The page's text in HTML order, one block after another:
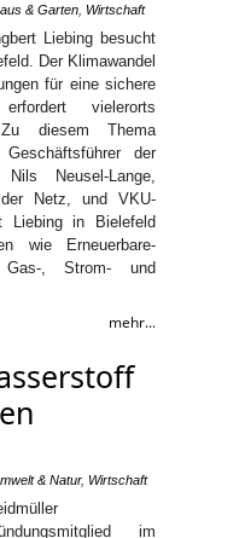
& Garten Wirtschaft
Liebing besucht
Der Klimawandel
für eine sichere
vielerorts
Zu diesem Thema
der
Neusel-Lange,
Netz, und VKU-
Liebing in Bielefeld
wie Erneuerbare-
Gas-, Strom- und
mehr...
& Natur, Wirtschaft
im